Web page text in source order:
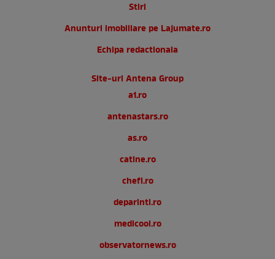
Stiri
Anunturi imobiliare pe Lajumate.ro
Echipa redactionala
Site-uri Antena Group
a1.ro
antenastars.ro
as.ro
catine.ro
chefi.ro
deparinti.ro
medicool.ro
observatornews.ro